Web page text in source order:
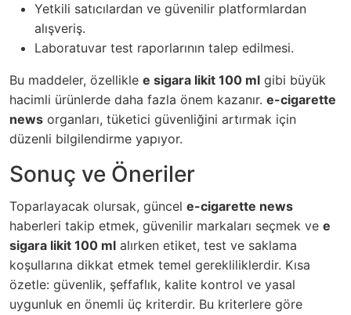
Yetkili satıcılardan ve güvenilir platformlardan
alışveriş.
Laboratuvar test raporlarının talep edilmesi.
Bu maddeler, özellikle e sigara likit 100 ml gibi büyük
hacimli ürünlerde daha fazla önem kazanır. e-cigarette
news organları, tüketici güvenliğini artırmak için
düzenli bilgilendirme yapıyor.
Sonuç ve Öneriler
Toparlayacak olursak, güncel e-cigarette news
haberleri takip etmek, güvenilir markaları seçmek ve e
sigara likit 100 ml alırken etiket, test ve saklama
koşullarına dikkat etmek temel gerekliliklerdir. Kısa
özetle: güvenlik, şeffaflık, kalite kontrol ve yasal
uygunluk en önemli üç kriterdir. Bu kriterlere göre